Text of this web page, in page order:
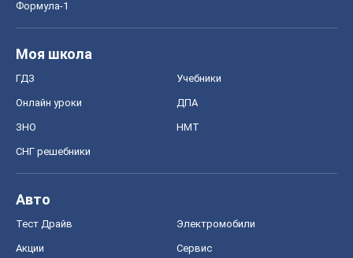
Формула-1
Моя школа
ГДЗ Учебники
Онлайн уроки ДПА
ЗНО НМТ
СНГ решебники
Авто
Тест Драйв Электромобили
Акции Сервис